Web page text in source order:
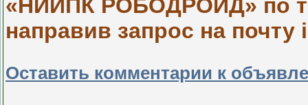
«НИИПК РОБОДРОИД» по
направив запрос на
Оставить комментарии к